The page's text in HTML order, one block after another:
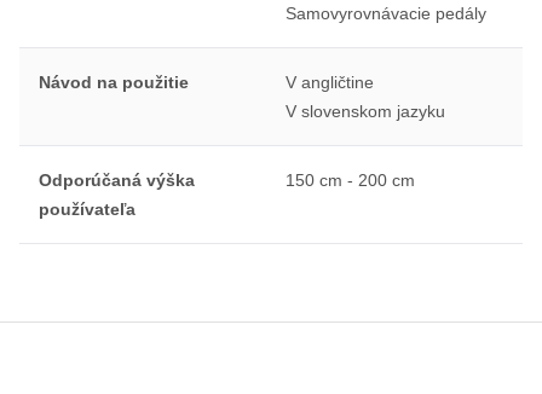
Samovyrovnávacie pedály
Návod na použitie
V angličtine
V slovenskom jazyku
Odporúčaná výška
používateľa
150 cm - 200 cm